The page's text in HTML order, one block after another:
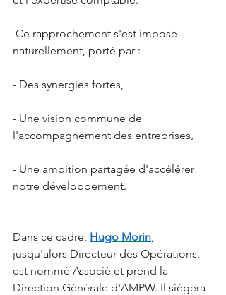
Ce rapprochement s'est imposé
naturellement, porté par :
- Des synergies fortes,
- Une vision commune de
l'accompagnement des entreprises,
- Une ambition partagée d'accélérer
notre développement.
Dans ce cadre, Hugo Morin,
jusqu'alors Directeur des Opérations,
est nommé Associé et prend la
Direction Générale d'AMPW. Il siègera